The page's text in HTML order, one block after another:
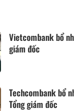
Vietcombank bổ
giám đốc
Techcombank bổ
Tổng giám đốc